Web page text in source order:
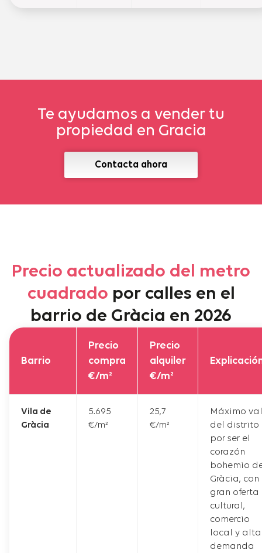
Te ayudamos a vender tu
propiedad en Gracia
Contacta ahora
Precio actualizado del metro
cuadrado por calles en el
barrio de Gràcia en 2026
Barrio
Precio
compra
€/m²
Precio
alquiler
€/m²
Vila de
Gràcia
5.695
€/m²
25,7
€/m²
Máximo
del distrito
por ser el
corazón
bohemio
Gràcia, con
gran oferta
cultural,
comercio
local y alta
demanda